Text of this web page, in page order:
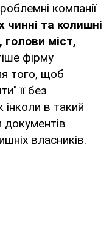
компанії
чинні та колишні
голови міст,
фірму
того, щоб
її без
інколи в такий
документів
власників.